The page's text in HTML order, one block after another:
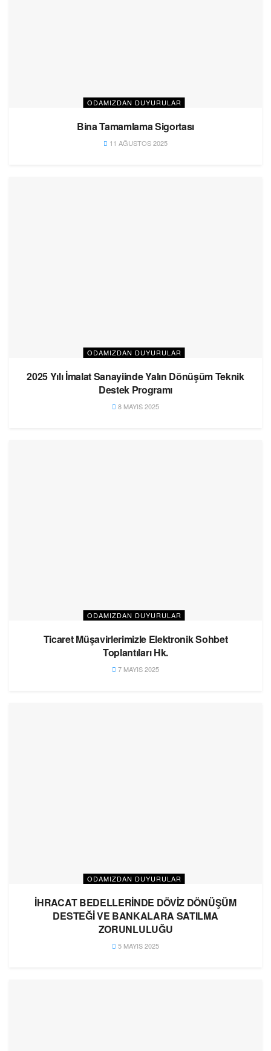
ODAMIZDAN DUYURULAR
Bina Tamamlama Sigortası
11 AĞUSTOS 2025
ODAMIZDAN DUYURULAR
2025 Yılı İmalat Sanayiinde Yalın Dönüşüm Teknik
Destek Programı
8 MAYIS 2025
ODAMIZDAN DUYURULAR
Ticaret Müşavirlerimizle Elektronik Sohbet
Toplantıları Hk.
7 MAYIS 2025
ODAMIZDAN DUYURULAR
İHRACAT BEDELLERİNDE DÖVİZ DÖNÜŞÜM
DESTEĞİ VE BANKALARA SATILMA
ZORUNLULUĞU
5 MAYIS 2025